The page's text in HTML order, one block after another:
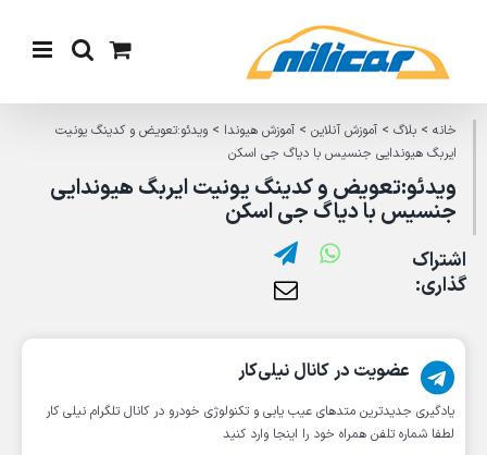
content
خانه> بلاگ> آموزش آنلاین> آموزش هیوندا > ویدئو:تعویض و کدینگ یونیت
ایربگ هیوندایی جنسیس با دیاگ جی اسکن
ویدئو:تعویض و کدینگ یونیت ایربگ هیوندایی
جنسیس با دیاگ جی اسکن
اشتراک
گذاری:
عضویت در کانال نیلی‌کار
یادگیری جدیدترین متد‌های عیب یابی‌ و تکنولوژی خودرو در کانال تلگرام نیلی کار
لطفا شماره تلفن همراه خود را اینجا وارد کنید